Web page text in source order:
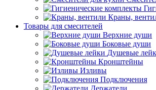
Краны,
Товары для смесителей
Верхние души
Боковые души
Душевые
Кронштейны
Изливы
Подключения
Держатели